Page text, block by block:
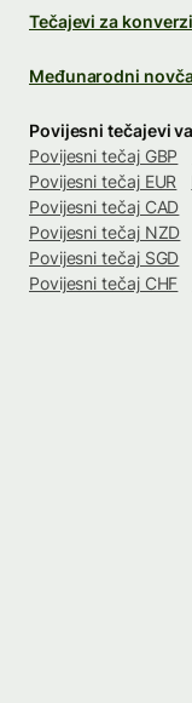
Tečajevi za
Međunarodni
Povijesni tečajevi
Povijesni tečaj GBP
Povijesni tečaj EUR
Povijesni tečaj CAD
Povijesni tečaj NZD
Povijesni tečaj SGD
Povijesni tečaj CHF